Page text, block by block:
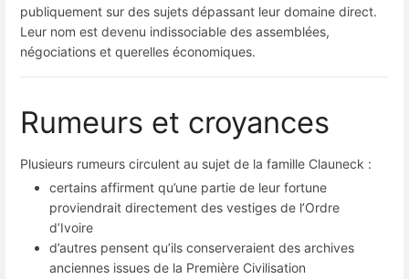
publiquement sur des sujets dépassant leur domaine direct.
Leur nom est devenu indissociable des assemblées,
négociations et querelles économiques.
Rumeurs et croyances
Plusieurs rumeurs circulent au sujet de la famille Clauneck :
certains affirment qu’une partie de leur fortune
proviendrait directement des vestiges de l’Ordre
d’Ivoire
d’autres pensent qu’ils conserveraient des archives
anciennes issues de la Première Civilisation